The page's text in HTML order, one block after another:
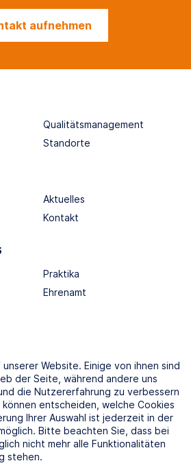
aufnehmen
Qualitätsmanagement
Standorte
Aktuelles
Kontakt
Praktika
Ehrenamt
Website. Einige von ihnen sind
der Seite, während andere uns
die Nutzererfahrung zu verbessern
entscheiden, welche Cookies
Ihrer Auswahl ist jederzeit in der
Bitte beachten Sie, dass bei
nicht mehr alle Funktionalitäten
stehen.